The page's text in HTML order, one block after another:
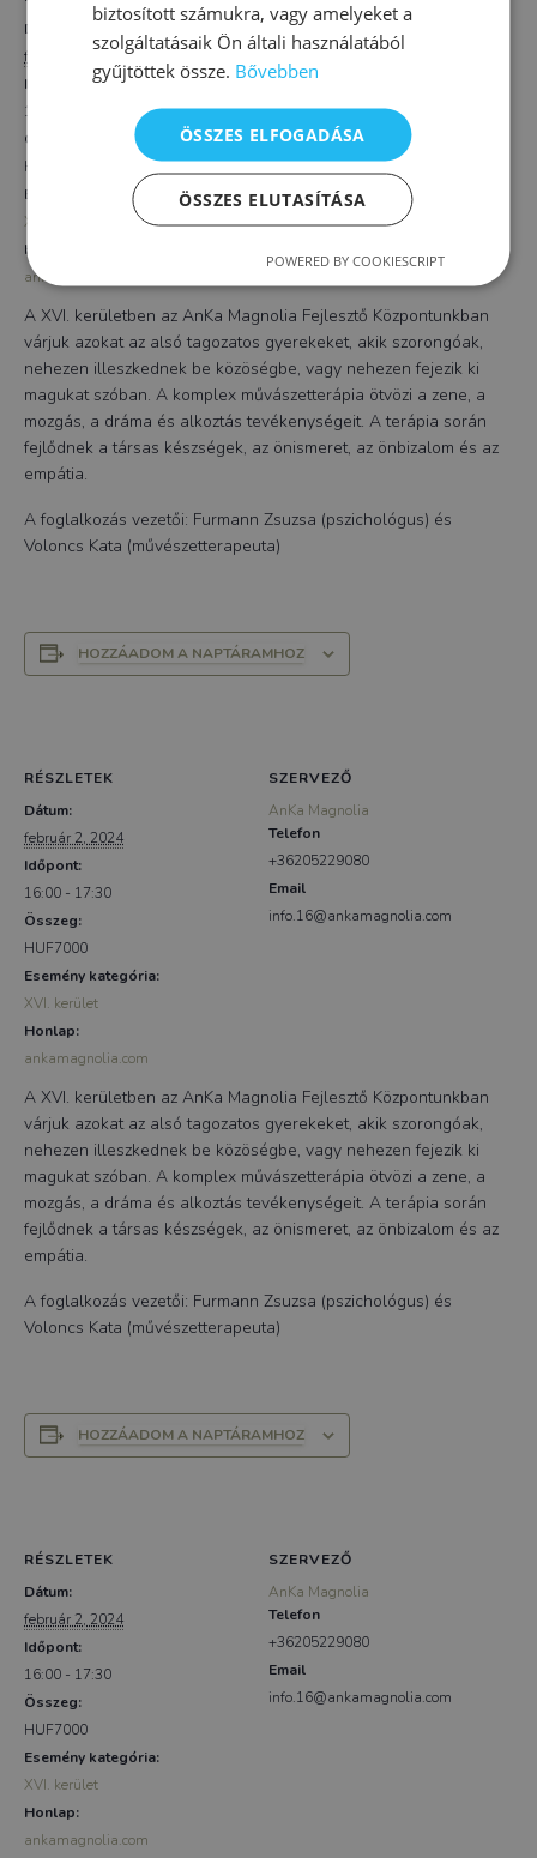
Dátum:
február 2, 2024
Időpont:
16:00 - 17:30
Összeg:
HUF7000
Esemény kategória:
XVI. kerület
Honlap:
ankamagnolia.com
AnKa Magnolia
Telefon
+36205229080
Email
info.16@ankamagnolia.com
A XVI. kerületben az AnKa Magnolia Fejlesztő Központunkban
várjuk azokat az alsó tagozatos gyerekeket, akik szorongóak,
nehezen illeszkednek be közöségbe, vagy nehezen fejezik ki
magukat szóban. A komplex művászetterápia ötvözi a zene, a
mozgás, a dráma és alkoztás tevékenységeit. A terápia során
fejlődnek a társas készségek, az önismeret, az önbizalom és az
empátia.
A foglalkozás vezetői: Furmann Zsuzsa (pszichológus) és
Voloncs Kata (művészetterapeuta)
HOZZÁADOM A NAPTÁRAMHOZ
RÉSZLETEK
Dátum:
február 2, 2024
Időpont:
16:00 - 17:30
Összeg:
HUF7000
Esemény kategória:
XVI. kerület
Honlap:
ankamagnolia.com
SZERVEZŐ
AnKa Magnolia
Telefon
+36205229080
Email
info.16@ankamagnolia.com
A XVI. kerületben az AnKa Magnolia Fejlesztő Központunkban
várjuk azokat az alsó tagozatos gyerekeket, akik szorongóak,
nehezen illeszkednek be közöségbe, vagy nehezen fejezik ki
magukat szóban. A komplex művászetterápia ötvözi a zene, a
mozgás, a dráma és alkoztás tevékenységeit. A terápia során
fejlődnek a társas készségek, az önismeret, az önbizalom és az
empátia.
A foglalkozás vezetői: Furmann Zsuzsa (pszichológus) és
Voloncs Kata (művészetterapeuta)
HOZZÁADOM A NAPTÁRAMHOZ
RÉSZLETEK
Dátum:
február 2, 2024
Időpont:
16:00 - 17:30
Összeg:
HUF7000
Esemény kategória:
XVI. kerület
Honlap:
ankamagnolia.com
SZERVEZŐ
AnKa Magnolia
Telefon
+36205229080
Email
info.16@ankamagnolia.com
biztosított számukra, vagy amelyeket a
szolgáltatásaik Ön általi használatából
gyűjtöttek össze. Bővebben
ÖSSZES ELFOGADÁSA
ÖSSZES ELUTASÍTÁSA
POWERED BY COOKIESCRIPT